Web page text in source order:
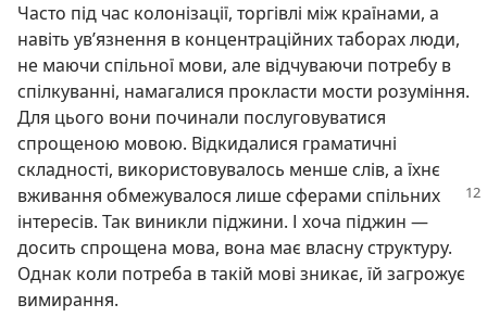
Часто під час колонізації, торгівлі між країнами, а
навіть ув’язнення в концентраційних таборах люди,
не маючи спільної мови, але відчуваючи потребу в
спілкуванні, намагалися прокласти мости розуміння.
Для цього вони починали послуговуватися
спрощеною мовою. Відкидалися граматичні
складності, використовувалось менше слів, а їхнє
вживання обмежувалося лише сферами спільних
інтересів. Так виникли піджини. І хоча піджин —
досить спрощена мова, вона має власну структуру.
Однак коли потреба в такій мові зникає, їй загрожує
вимирання.